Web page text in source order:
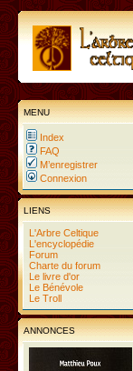
MENU
Index
FAQ
M’enregistrer
Connexion
LIENS
L'Arbre Celtique
L'encyclopédie
Forum
Charte du forum
Le livre d'or
Le Bénévole
Le Troll
ANNONCES